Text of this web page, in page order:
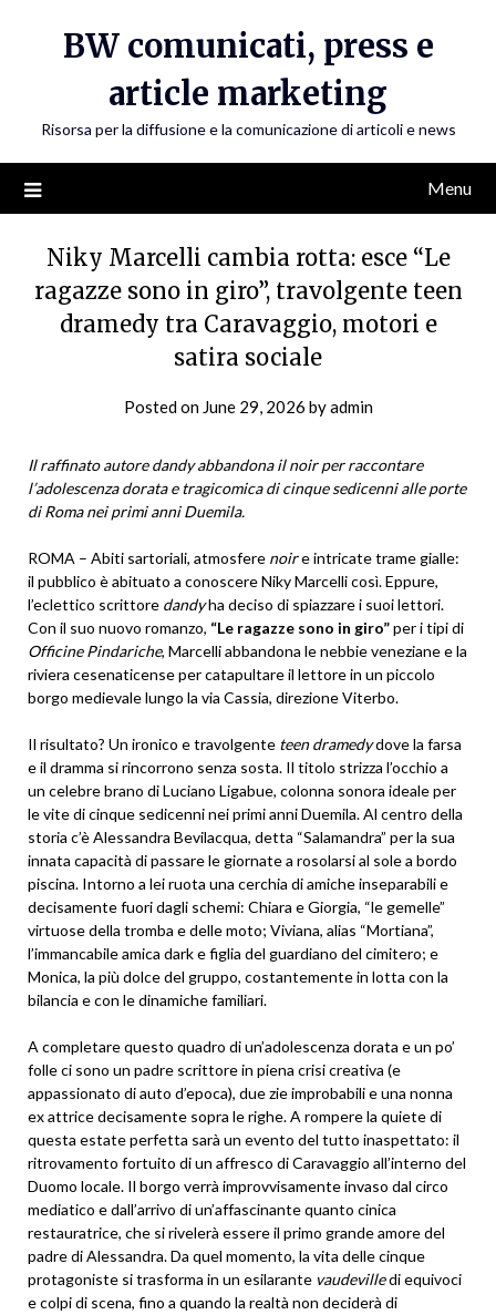
BW comunicati, press e
article marketing
Risorsa per la diffusione e la comunicazione di articoli e news
Menu
Niky Marcelli cambia rotta: esce “Le
ragazze sono in giro”, travolgente teen
dramedy tra Caravaggio, motori e
satira sociale
Posted on June 29, 2026 byadmin
Il raffinato autore dandy abbandona il noir per raccontare
l’adolescenza dorata e tragicomica di cinque sedicenni alle porte
di Roma nei primi anni Duemila.
ROMA – Abiti sartoriali, atmosfere noire intricate trame gialle:
il pubblico è abituato a conoscere Niky Marcelli così. Eppure,
l’eclettico scrittore dandyha deciso di spiazzare i suoi lettori.
Con il suo nuovo romanzo, “Le ragazze sono in giro”per i tipi di
Officine Pindariche, Marcelli abbandona le nebbie veneziane e la
riviera cesenaticense per catapultare il lettore in un piccolo
borgo medievale lungo la via Cassia, direzione Viterbo.
Il risultato? Un ironico e travolgente teen dramedydove la farsa
e il dramma si rincorrono senza sosta. Il titolo strizza l’occhio a
un celebre brano di Luciano Ligabue, colonna sonora ideale per
le vite di cinque sedicenni nei primi anni Duemila. Al centro della
storia c’è Alessandra Bevilacqua, detta “Salamandra” per la sua
innata capacità di passare le giornate a rosolarsi al sole a bordo
piscina. Intorno a lei ruota una cerchia di amiche inseparabili e
decisamente fuori dagli schemi: Chiara e Giorgia, “le gemelle”
virtuose della tromba e delle moto; Viviana, alias “Mortiana”,
l’immancabile amica dark e figlia del guardiano del cimitero; e
Monica, la più dolce del gruppo, costantemente in lotta con la
bilancia e con le dinamiche familiari.
A completare questo quadro di un’adolescenza dorata e un po’
folle ci sono un padre scrittore in piena crisi creativa (e
appassionato di auto d’epoca), due zie improbabili e una nonna
ex attrice decisamente sopra le righe. A rompere la quiete di
questa estate perfetta sarà un evento del tutto inaspettato: il
ritrovamento fortuito di un affresco di Caravaggio all’interno del
Duomo locale. Il borgo verrà improvvisamente invaso dal circo
mediatico e dall’arrivo di un’affascinante quanto cinica
restauratrice, che si rivelerà essere il primo grande amore del
padre di Alessandra. Da quel momento, la vita delle cinque
protagoniste si trasforma in un esilarante vaudevilledi equivoci
e colpi di scena, fino a quando la realtà non deciderà di